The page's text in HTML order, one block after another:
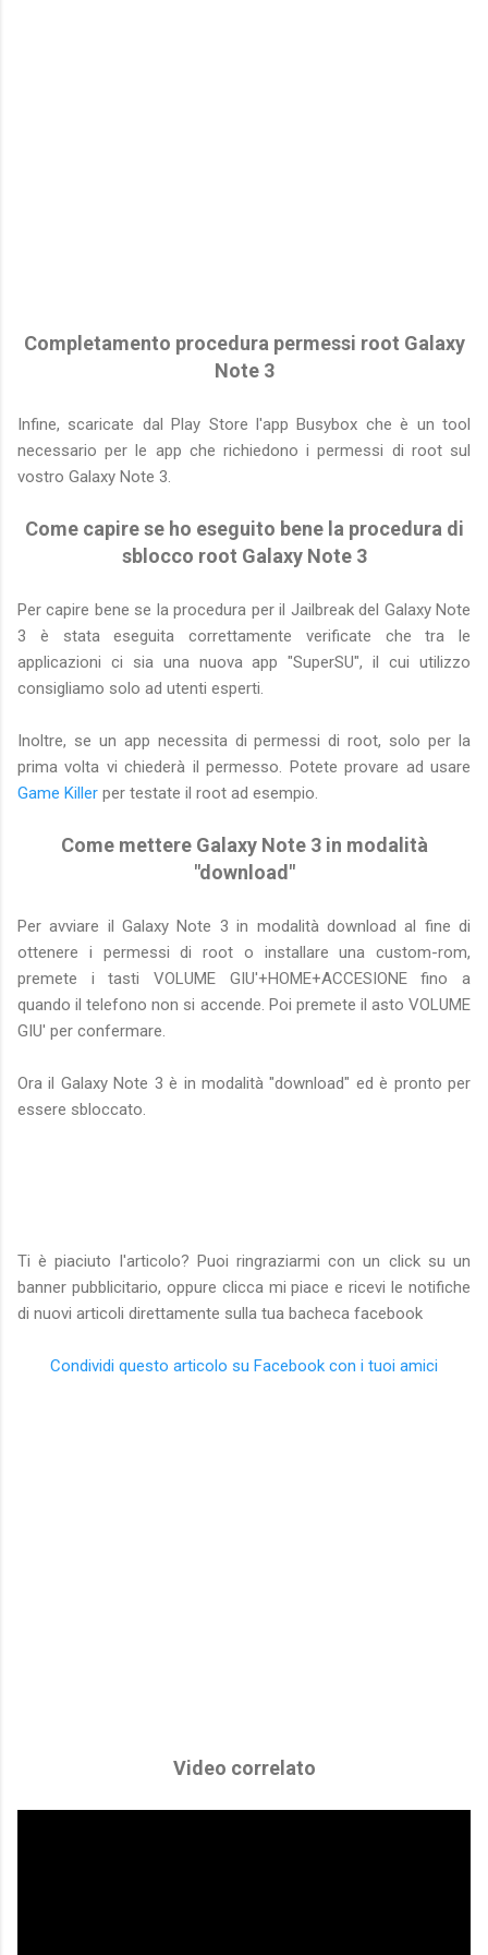
Completamento procedura permessi root Galaxy
Note 3
Infine, scaricate dal Play Store l'app Busybox che è un tool
necessario per le app che richiedono i permessi di root sul
vostro Galaxy Note 3.
Come capire se ho eseguito bene la procedura di
sblocco root Galaxy Note 3
Per capire bene se la procedura per il Jailbreak del Galaxy Note
3 è stata eseguita correttamente verificate che tra le
applicazioni ci sia una nuova app "SuperSU", il cui utilizzo
consigliamo solo ad utenti esperti.
Inoltre, se un app necessita di permessi di root, solo per la
prima volta vi chiederà il permesso. Potete provare ad usare
Game Killer per testate il root ad esempio.
Come mettere Galaxy Note 3 in modalità
"download"
Per avviare il Galaxy Note 3 in modalità download al fine di
ottenere i permessi di root o installare una custom-rom,
premete i tasti VOLUME GIU'+HOME+ACCESIONE fino a
quando il telefono non si accende. Poi premete il asto VOLUME
GIU' per confermare.
Ora il Galaxy Note 3 è in modalità "download" ed è pronto per
essere sbloccato.
Ti è piaciuto l'articolo? Puoi ringraziarmi con un click su un
banner pubblicitario, oppure clicca mi piace e ricevi le notifiche
di nuovi articoli direttamente sulla tua bacheca facebook
Condividi questo articolo su Facebook con i tuoi amici
Video correlato